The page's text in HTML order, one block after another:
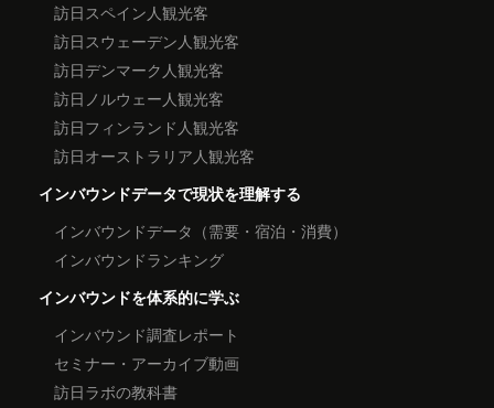
訪日スペイン人観光客
訪日スウェーデン人観光客
訪日デンマーク人観光客
訪日ノルウェー人観光客
訪日フィンランド人観光客
訪日オーストラリア人観光客
インバウンドデータで現状を理解する
インバウンドデータ（需要・宿泊・消費）
インバウンドランキング
インバウンドを体系的に学ぶ
インバウンド調査レポート
セミナー・アーカイブ動画
訪日ラボの教科書